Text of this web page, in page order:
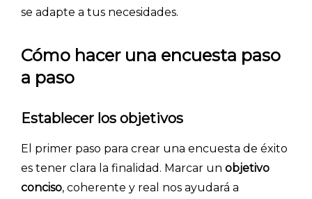
se adapte a tus necesidades.
Cómo hacer una encuesta paso
a paso
Establecer los objetivos
El primer paso para crear una encuesta de éxito
es tener clara la finalidad. Marcar un objetivo
conciso, coherente y real nos ayudará a